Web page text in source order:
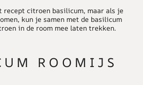
citroen basilicum, maar als je
kun je samen met de basilicum
in de room mee laten trekken.
ROOMIJS